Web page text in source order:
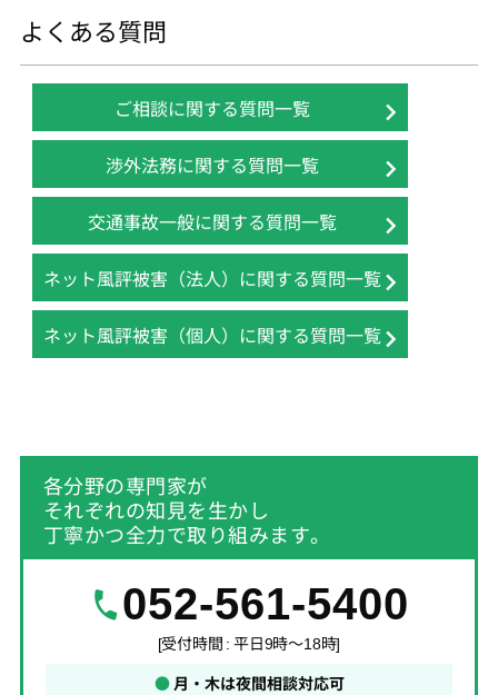
よくある質問
ご相談に関する質問一覧
渉外法務に関する質問一覧
交通事故一般に関する質問一覧
ネット風評被害（法人）に関する質問一覧
ネット風評被害（個人）に関する質問一覧
各分野の専門家が
それぞれの知見を生かし
丁寧かつ全力で取り組みます。
052-561-5400
[受付時間 : 平日9時～18時]
●月・木は夜間相談対応可